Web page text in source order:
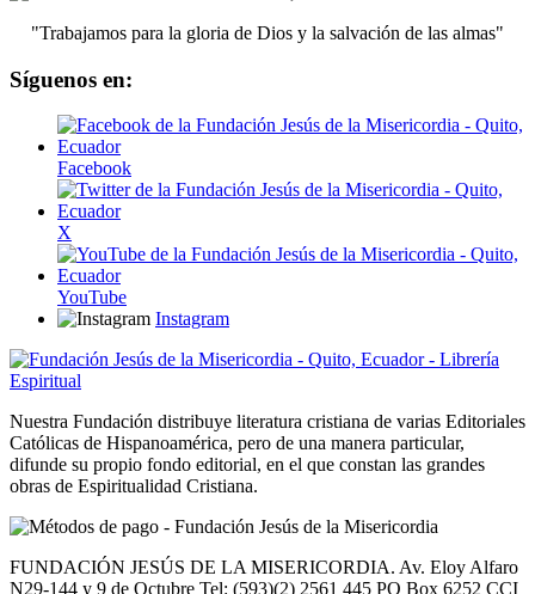
"Trabajamos para la gloria de Dios y la salvación de las almas"
Síguenos en:
Facebook
X
YouTube
Instagram
Nuestra Fundación distribuye literatura cristiana de varias Editoriales
Católicas de Hispanoamérica, pero de una manera particular,
difunde su propio fondo editorial, en el que constan las grandes
obras de Espiritualidad Cristiana.
FUNDACIÓN JESÚS DE LA MISERICORDIA. Av. Eloy Alfaro
N29-144 y 9 de Octubre Tel: (593)(2) 2561 445 PO Box 6252 CCI